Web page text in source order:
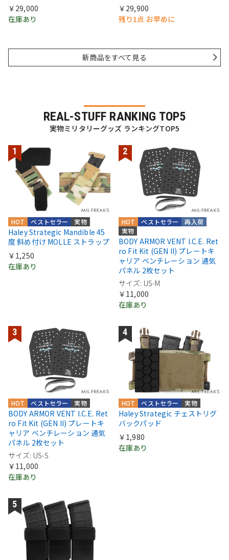
￥29,000
在庫あり
￥29,900
残り1点 お早めに
新商品をすべて見る
REAL-STUFF RANKING TOP5
実物ミリタリーグッズ ランキングTOP5
実物
ベストセラー
HOT
Haley Strategic Mandible 45
度 斜め付け MOLLE ストラップ
￥1,250
在庫あり
実物
再入荷
ベストセラー
HOT
BODY ARMOR VENT I.C.E. Ret
ro Fit Kit (GEN II) プレートキ
ャリア ベンチレーション 通気
パネル 2枚セット
サイズ: US-M
￥11,000
在庫あり
実物
ベストセラー
HOT
BODY ARMOR VENT I.C.E. Ret
ro Fit Kit (GEN II) プレートキ
ャリア ベンチレーション 通気
パネル 2枚セット
サイズ: US-S
￥11,000
在庫あり
実物
ベストセラー
HOT
Haley Strategic チェストリグ
バックパッド
￥1,980
在庫あり